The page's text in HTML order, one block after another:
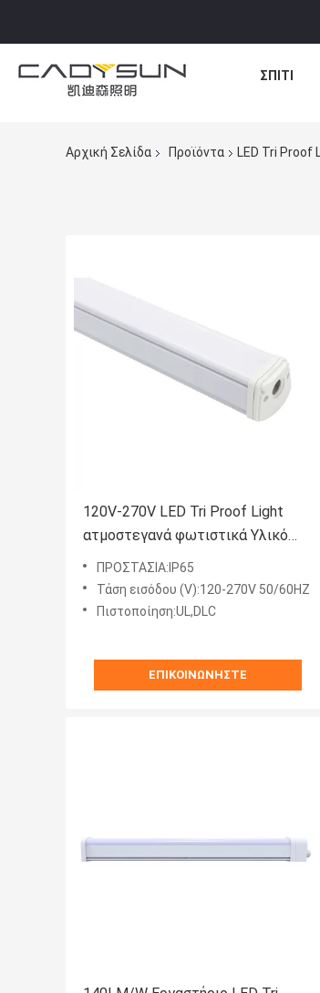
ΣΠΊΤΙ
Αρχική Σελίδα Προϊόντα LED Tri Proof
120V-270V LED Tri Proof Light
ατμοστεγανά φωτιστικά Υλικό
αλουμινίου
ΠΡΟΣΤΑΣΙΑ:IP65
Τάση εισόδου (V):120-270V 50/60HZ
Πιστοποίηση:UL,DLC
ΕΠΙΚΟΙΝΩΝΉΣΤΕ